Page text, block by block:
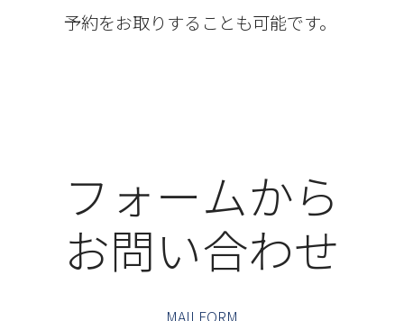
予約をお取りすることも可能です。
フォームから
お問い合わせ